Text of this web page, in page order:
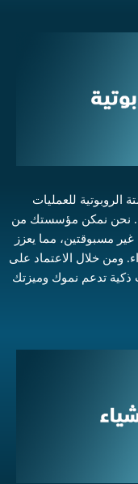
الروبوتية للعمليات
نحن نمكن مؤسستك من
غير مسبوقتين، مما يعزز
ومن خلال الاعتماد على
ذكية تدعم نموك وميزتك